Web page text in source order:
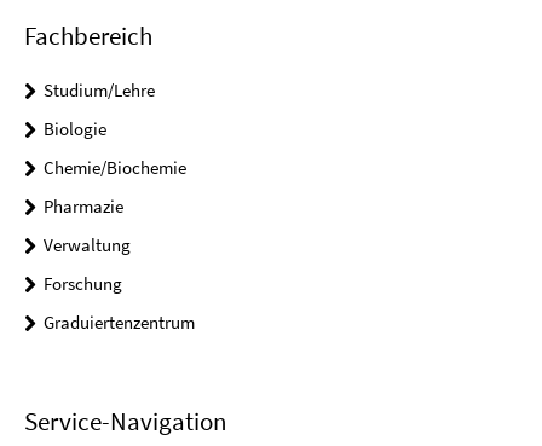
Fachbereich
Studium/Lehre
Biologie
Chemie/Biochemie
Pharmazie
Verwaltung
Forschung
Graduiertenzentrum
Service-Navigation